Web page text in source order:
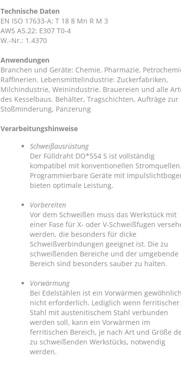
Technische Daten
EN ISO 17633-A: T 18 8 Mn R M 3
AWS A5.22: E307 T0-4
W.-Nr.: 1.4370
Anwendungen
Branchen und Geräte: Chemie, Pharmazie,
Raffinerien. Lebensmittelindustrie: Zuckerfabriken,
Milchindustrie, Weinindustrie. Brauereien und alle
des Kesselbaus. Behälter, Tragschichten, Aufträge zur
Stoßminderung, Panzerung
Verarbeitungshinweise
Schweißausrüstung
Der Fülldraht DO*554 S ist vollständig
kompatibel mit konventionellen Stromquellen.
Programmierbare Geräte mit
bieten optimale Leistung.
Vorbereiten
Vor dem Schweißen muss das Werkstück mit
einer Fase für X- oder V-Schweißfugen
werden, die besonders für dicke
Schweißverbindungen geeignet ist. Die zu
schweißenden Bereiche und der umgebende
Bereich sind besonders sauber zu halten.
Vorwärmung
Bei Edelstählen ist ein Vorwärmen gewöhnlich
nicht erforderlich. Lediglich wenn ferritischer
Stahl mit austenitischem Stahl verbunden
werden soll, kann ein Vorwärmen im
ferritischen Bereich, je nach Art und Größe
zu schweißenden Werkstücks, notwendig
werden.